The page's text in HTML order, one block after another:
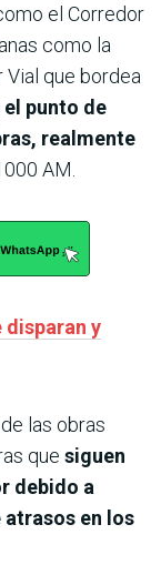
el Corredor
como la
que bordea
el punto de
realmente
AM.
disparan y
las obras
que siguen
debido a
en los